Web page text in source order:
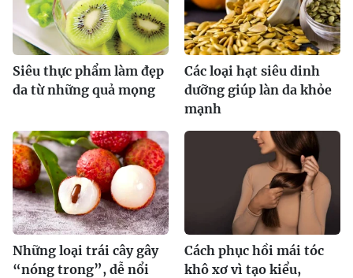
Siêu thực phẩm làm đẹp
da từ những quả mọng
Các loại hạt siêu dinh
dưỡng giúp làn da khỏe
mạnh
Những loại trái cây gây
“nóng trong”, dễ nổi
Cách phục hồi mái tóc
khô xơ vì tạo kiểu,